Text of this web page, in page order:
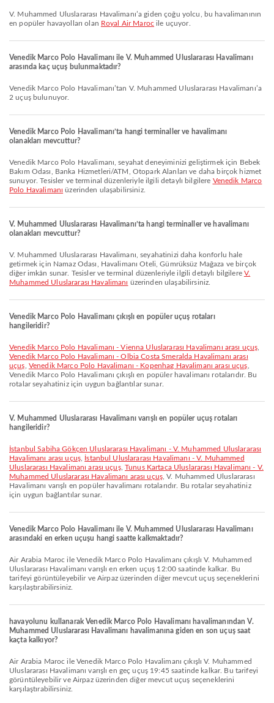
V. Muhammed Uluslararası Havalimanı’a giden çoğu yolcu, bu havalimanının
en popüler havayolları olan Royal Air Maroc ile uçuyor.
Venedik Marco Polo Havalimanı ile V. Muhammed Uluslararası Havalimanı
arasında kaç uçuş bulunmaktadır?
Venedik Marco Polo Havalimanı’tan V. Muhammed Uluslararası Havalimanı’a
2 uçuş bulunuyor.
Venedik Marco Polo Havalimanı’ta hangi terminaller ve havalimanı
olanakları mevcuttur?
Venedik Marco Polo Havalimanı, seyahat deneyiminizi geliştirmek için Bebek
Bakım Odası, Banka Hizmetleri/ATM, Otopark Alanları ve daha birçok hizmet
sunuyor. Tesisler ve terminal düzenleriyle ilgili detaylı bilgilere Venedik Marco
Polo Havalimanı üzerinden ulaşabilirsiniz.
V. Muhammed Uluslararası Havalimanı’ta hangi terminaller ve havalimanı
olanakları mevcuttur?
V. Muhammed Uluslararası Havalimanı, seyahatinizi daha konforlu hale
getirmek için Namaz Odası, Havalimanı Oteli, Gümrüksüz Mağaza ve birçok
diğer imkân sunar. Tesisler ve terminal düzenleriyle ilgili detaylı bilgilere V.
Muhammed Uluslararası Havalimanı üzerinden ulaşabilirsiniz.
Venedik Marco Polo Havalimanı çıkışlı en popüler uçuş rotaları
hangileridir?
Venedik Marco Polo Havalimanı - Vienna Uluslararası Havalimanı arası uçuş
Venedik Marco Polo Havalimanı - Olbia Costa Smeralda Havalimanı arası
uçuş Venedik Marco Polo Havalimanı - Kopenhag Havalimanı arası uçuş
Venedik Marco Polo Havalimanı çıkışlı en popüler havalimanı rotalarıdır. Bu
rotalar seyahatiniz için uygun bağlantılar sunar.
V. Muhammed Uluslararası Havalimanı varışlı en popüler uçuş rotaları
hangileridir?
İstanbul Sabiha Gökçen Uluslararası Havalimanı - V. Muhammed Uluslararası
Havalimanı arası uçuş, İstanbul Uluslararası Havalimanı - V. Muhammed
Uluslararası Havalimanı arası uçuş,Tunus Kartaca Uluslararası Havalimanı - V.
Muhammed Uluslararası Havalimanı arası uçuş , V. Muhammed Uluslararası
Havalimanı varışlı en popüler havalimanı rotalarıdır. Bu rotalar seyahatiniz
için uygun bağlantılar sunar.
Venedik Marco Polo Havalimanı ile V. Muhammed Uluslararası Havalimanı
arasındaki en erken uçuşu hangi saatte kalkmaktadır?
Air Arabia Maroc ile Venedik Marco Polo Havalimanı çıkışlı V. Muhammed
Uluslararası Havalimanı varışlı en erken uçuş 12:00 saatinde kalkar. Bu
tarifeyi görüntüleyebilir ve Airpaz üzerinden diğer mevcut uçuş seçeneklerini
karşılaştırabilirsiniz.
havayolunu kullanarak Venedik Marco Polo Havalimanı havalimanından V.
Muhammed Uluslararası Havalimanı havalimanına giden en son uçuş saat
kaçta kalkıyor?
Air Arabia Maroc ile Venedik Marco Polo Havalimanı çıkışlı V. Muhammed
Uluslararası Havalimanı varışlı en geç uçuş 19:45 saatinde kalkar. Bu tarifeyi
görüntüleyebilir ve Airpaz üzerinden diğer mevcut uçuş seçeneklerini
karşılaştırabilirsiniz.